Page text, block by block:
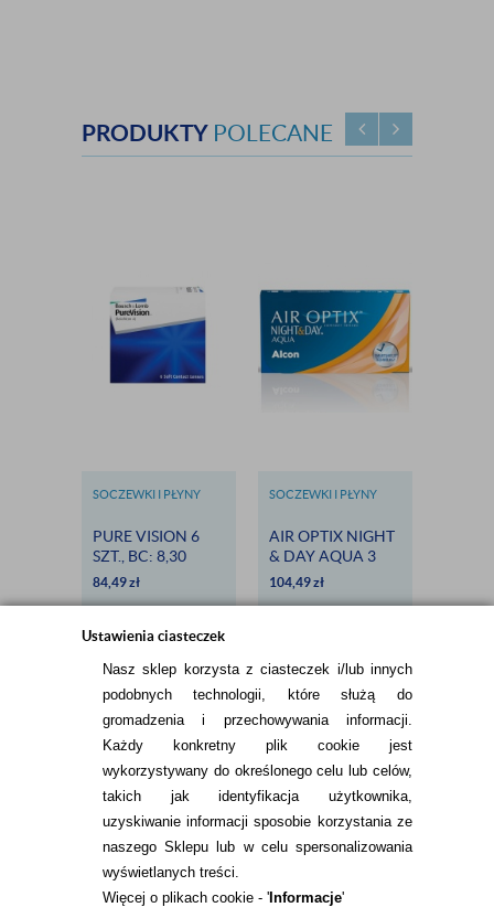
Ustawienia ciasteczek
Nasz sklep korzysta z ciasteczek i/lub innych
podobnych technologii, które służą do
gromadzenia i przechowywania informacji.
Każdy konkretny plik cookie jest
wykorzystywany do określonego celu lub celów,
takich jak identyfikacja użytkownika,
uzyskiwanie informacji sposobie korzystania ze
naszego Sklepu lub w celu spersonalizowania
wyświetlanych treści.
Więcej o plikach cookie - 'Informacje'
PRODUKTY POLECANE
SOCZEWKI I PŁYNY
PURE VISION 6
SZT., BC: 8,30
84,49zł
SOCZEWKI I PŁYNY
AIR OPTIX NIGHT
& DAY AQUA 3
SZT.
104,49zł
INFORMACJE KONTAKTOWE
KONTAKT